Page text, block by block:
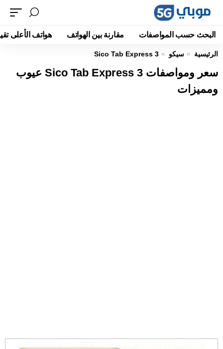
البحث حسب المواصفات مقارنة بين الهواتف هواتف الأعلى
الرئيسية سيكو Sico Tab Express 3
سعر ومواصفات Sico Tab Express 3 عيوب
ومميزات